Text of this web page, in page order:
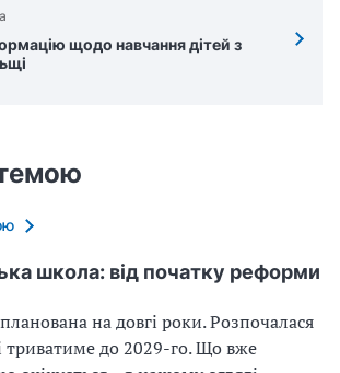
щодо навчання дітей з
школа: від початку реформи
на довгі роки. Розпочалася
триватиме до 2029-го. Що вже